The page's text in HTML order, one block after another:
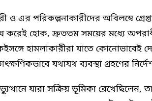
ও এর পরিকল্পনাকারীদের অবিলম্বে
করেই হোক, দ্রুততম সময়ের মধ্যে
হামলাকারীরা যাতে কোনোভাবেই
যথাযথ ব্যবস্থা গ্রহণের
যারা সক্রিয় ভূমিকা রেখেছিলেন,